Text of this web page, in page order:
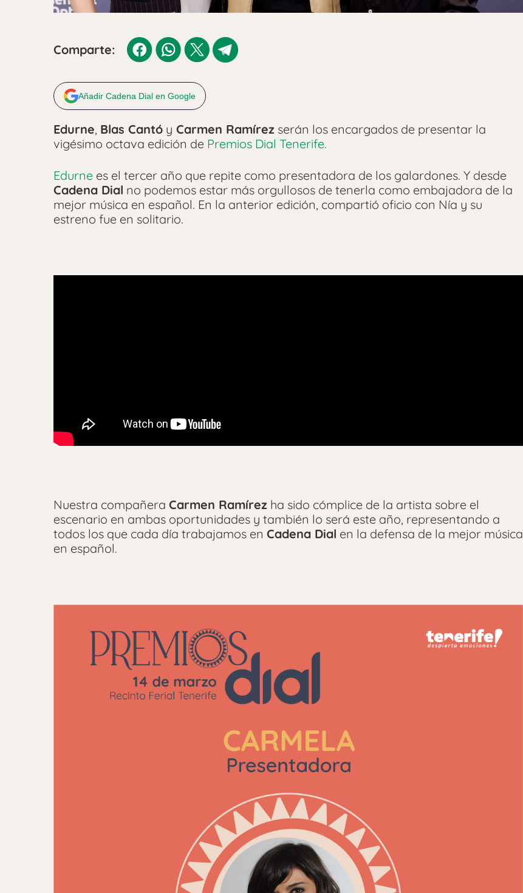
Comparte:
Añadir Cadena Dial en Google
Edurne, Blas Cantó y Carmen Ramírez serán los encargados de presentar la
vigésimo octava edición de Premios Dial Tenerife.
Edurne es el tercer año que repite como presentadora de los galardones. Y desde
Cadena Dial no podemos estar más orgullosos de tenerla como embajadora de la
mejor música en español. En la anterior edición, compartió oficio con Nía y su
estreno fue en solitario.
Nuestra compañera Carmen Ramírez ha sido cómplice de la artista sobre el
escenario en ambas oportunidades y también lo será este año, representando a
todos los que cada día trabajamos en Cadena Dial en la defensa de la mejor música
en español.